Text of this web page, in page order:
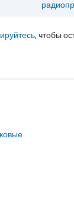
, чтобы